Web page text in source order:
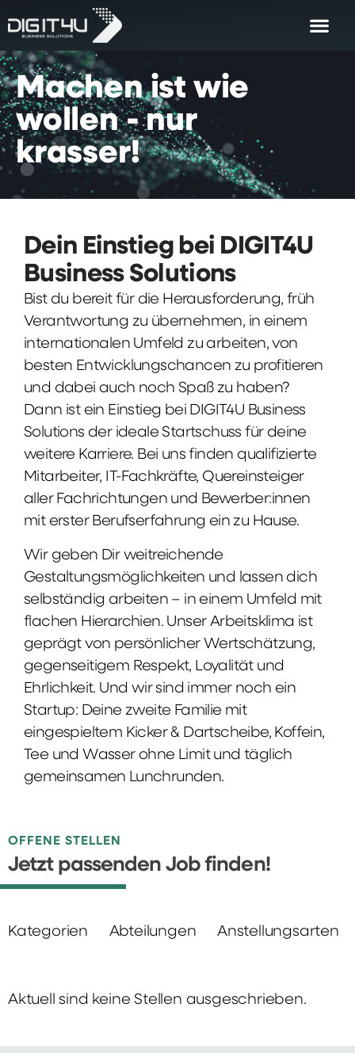
Machen ist wie
wollen - nur
krasser!
Dein Einstieg bei DIGIT4U
Business Solutions
Bist du bereit für die Herausforderung, früh
Verantwortung zu übernehmen, in einem
internationalen Umfeld zu arbeiten, von
besten Entwicklungschancen zu profitieren
und dabei auch noch Spaß zu haben?
Dann ist ein Einstieg bei DIGIT4U Business
Solutions der ideale Startschuss für deine
weitere Karriere. Bei uns finden qualifizierte
Mitarbeiter, IT-Fachkräfte, Quereinsteiger
aller Fachrichtungen und Bewerber:innen
mit erster Berufserfahrung ein zu Hause.
Wir geben Dir weitreichende
Gestaltungsmöglichkeiten und lassen dich
selbständig arbeiten – in einem Umfeld mit
flachen Hierarchien. Unser Arbeitsklima ist
geprägt von persönlicher Wertschätzung,
gegenseitigem Respekt, Loyalität und
Ehrlichkeit. Und wir sind immer noch ein
Startup: Deine zweite Familie mit
eingespieltem Kicker & Dartscheibe, Koffein,
Tee und Wasser ohne Limit und täglich
gemeinsamen Lunchrunden.
OFFENE STELLEN
Jetzt passenden Job finden!
Kategorien Abteilungen Anstellungsarten
Aktuell sind keine Stellen ausgeschrieben.